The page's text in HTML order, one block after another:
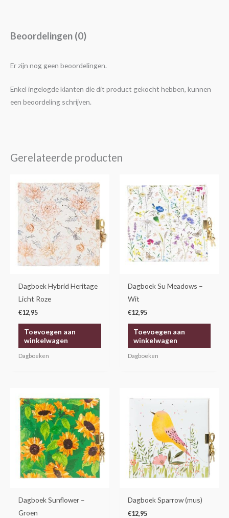
Beoordelingen (0)
Er zijn nog geen beoordelingen.
Enkel ingelogde klanten die dit product gekocht hebben, kunnen
een beoordeling schrijven.
Gerelateerde producten
Dagboek Hybrid Heritage
Licht Roze
€12,95
Toevoegen aan
winkelwagen
Dagboeken
Dagboek Su Meadows –
Wit
€12,95
Toevoegen aan
winkelwagen
Dagboeken
Dagboek Sunflower –
Groen
Dagboek Sparrow (mus)
€12,95